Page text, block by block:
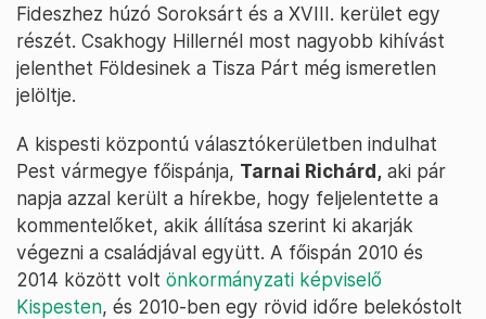
Fideszhez húzó Soroksárt és a XVIII. kerület egy
részét. Csakhogy Hillernél most nagyobb kihívást
jelenthet Földesinek a Tisza Párt még ismeretlen
jelöltje.
A kispesti központú választókerületben indulhat
Pest vármegye főispánja, Tarnai Richárd, aki pár
napja azzal került a hírekbe, hogy feljelentette a
kommentelőket, akik állítása szerint ki akarják
végezni a családjával együtt. A főispán 2010 és
2014 között volt önkormányzati képviselő
Kispesten, és 2010-ben egy rövid időre belekóstolt